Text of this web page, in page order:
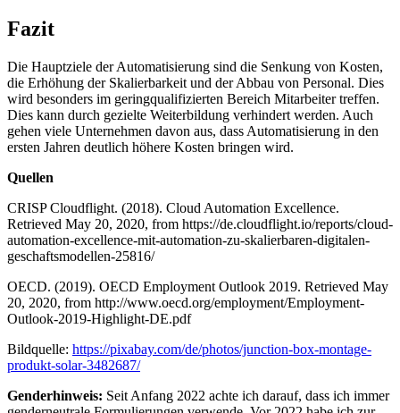
Fazit
Die Hauptziele der Automatisierung sind die Senkung von Kosten,
die Erhöhung der Skalierbarkeit und der Abbau von Personal. Dies
wird besonders im geringqualifizierten Bereich Mitarbeiter treffen.
Dies kann durch gezielte Weiterbildung verhindert werden. Auch
gehen viele Unternehmen davon aus, dass Automatisierung in den
ersten Jahren deutlich höhere Kosten bringen wird.
Quellen
CRISP Cloudflight. (2018). Cloud Automation Excellence.
Retrieved May 20, 2020, from https://de.cloudflight.io/reports/cloud-
automation-excellence-mit-automation-zu-skalierbaren-digitalen-
geschaftsmodellen-25816/
OECD. (2019). OECD Employment Outlook 2019. Retrieved May
20, 2020, from http://www.oecd.org/employment/Employment-
Outlook-2019-Highlight-DE.pdf
Bildquelle: https://pixabay.com/de/photos/junction-box-montage-
produkt-solar-3482687/
Genderhinweis: Seit Anfang 2022 achte ich darauf, dass ich immer